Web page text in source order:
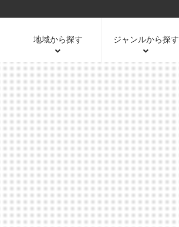
地域から探す ジャンルから探す